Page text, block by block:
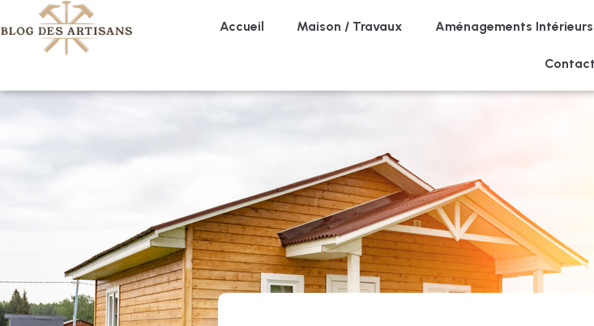
Accueil Maison / Travaux Aménagements Intérieurs
Contact